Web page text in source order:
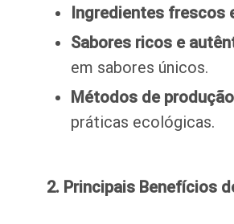
Ingredientes frescos
Sabores ricos e
em sabores únicos.
Métodos de
práticas ecológicas.
2. Principais Benefícios